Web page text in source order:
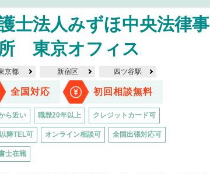
士法人みずほ中央法律事
東京オフィス
京都 新宿区 四ツ谷駅
全国対応 初回相談無料
ら近い 職歴20年以上 クレジットカード可
降TEL可 オンライン相談可 全国出張対応可
士在籍